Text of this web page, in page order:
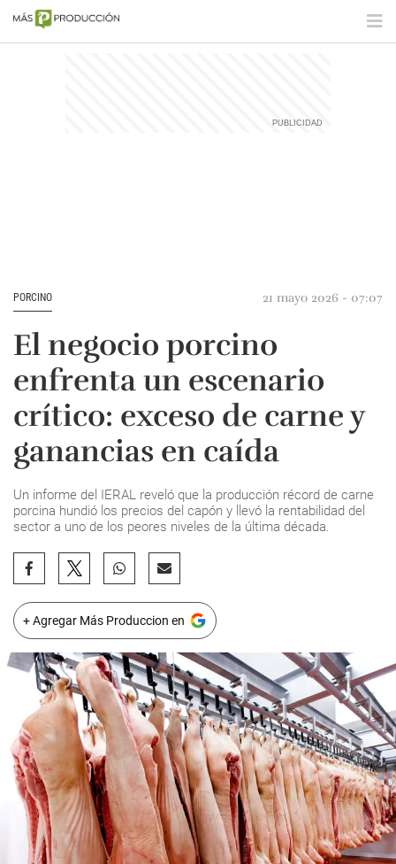
PORCINO 21 mayo 2026 - 07:07
El negocio porcino
enfrenta un escenario
crítico: exceso de carne y
ganancias en caída
Un informe del IERAL reveló que la producción récord de carne
porcina hundió los precios del capón y llevó la rentabilidad del
sector a uno de los peores niveles de la última década.
+ Agregar Más Produccion en